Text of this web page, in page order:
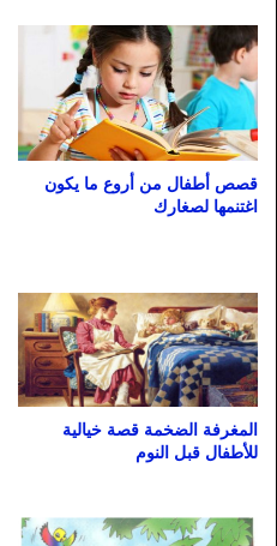
قصص أطفال من أروع ما يكون
اغتنمها لصغارك
المغرفة الضخمة قصة خيالية
للأطفال قبل النوم